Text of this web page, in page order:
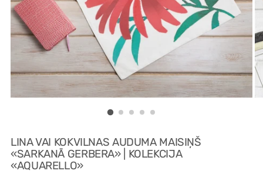
LINA VAI KOKVILNAS AUDUMA MAISIŅŠ
«SARKANĀ GERBERA» | KOLEKCIJA
«AQUARELLO»